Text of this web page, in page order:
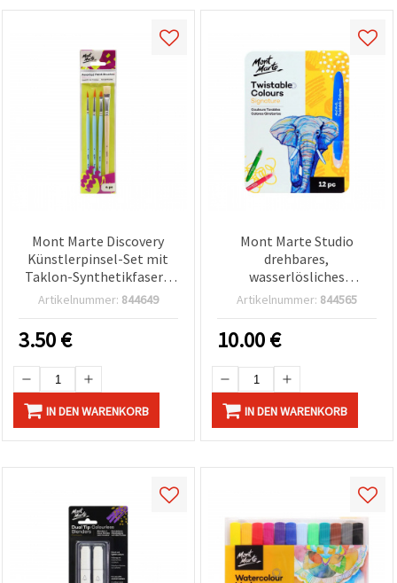
Mont Marte Discovery
Künstlerpinsel-Set mit
Taklon-Synthetikfasern
und Naturborsten – 4-
Artikelnummer: 844649
3.50€
IN DEN WARENKORB
Mont Marte Studio
drehbares,
wasserlösliches
Gelkreiden-Set – 12
Artikelnummer: 844565
10.00€
IN DEN WARENKORB